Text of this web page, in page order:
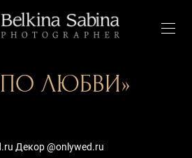
ПО ЛЮБВИ»
Декор @onlywed.ru